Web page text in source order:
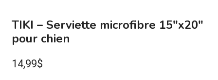
TIKI – Serviette microfibre 15″x20″
pour chien
14,99$